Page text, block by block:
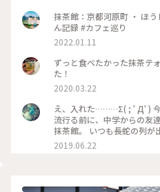
茶ソワレ #純喫茶 #喫茶店 #
京都スイーツ #京都カフェ
抹茶館：京都河原町 ・ ほ
ん記録 #カフェ巡り
2022.01.11
ずっと食べたかった抹茶テ
た！
2020.03.22
え、入れた………Σ( ; ﾟДﾟ) 今
流行る前に、中学からの友
抹茶館。 いつも長蛇の列
別の所に新しい店舗が出来たのかな？ ……と、
が、店の外に出たら列が出
るのかな……？？ほうじ茶だ
2019.06.22